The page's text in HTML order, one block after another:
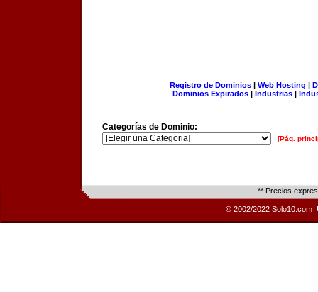
Registro de Dominios| Web Hosting |
Dominios Expirados | Industrias |
Categorías de Dominio:
[Pág.
** Precios
© 2002/2022 Solo10.com